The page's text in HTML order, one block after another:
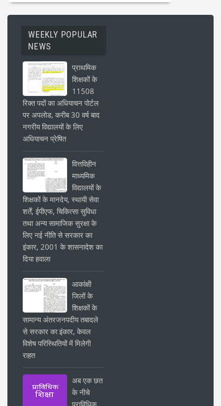
WEEKLY POPULAR
NEWS
प्राथमिक
शिक्षकों के
11508
रिक्त पदों का अधियाचन पोर्टल
पर अपलोड, करीब 30 वर्ष बाद
नगरीय विद्यालयों के लिए
अधियाचन प्रेषित
वित्तविहीन
माध्यमिक
विद्यालयों के
शिक्षकों के मानदेय, स्थायी सेवा
शर्तें, ईपीएफ, चिकित्सा सुविधा
तथा अन्य सामाजिक सुरक्षा के
लिए नई नीति से सरकार का
इंकार, 2001 के शासनादेश का
दिया हवाला
आकांक्षी
जिलों के
शिक्षकों के
सामान्य अंतरजनपदीय तबादले
से सरकार का इंकार, केवल
विशेष परिस्थितियों में मिलेगी
राहत
अब एक छत
के नीचे